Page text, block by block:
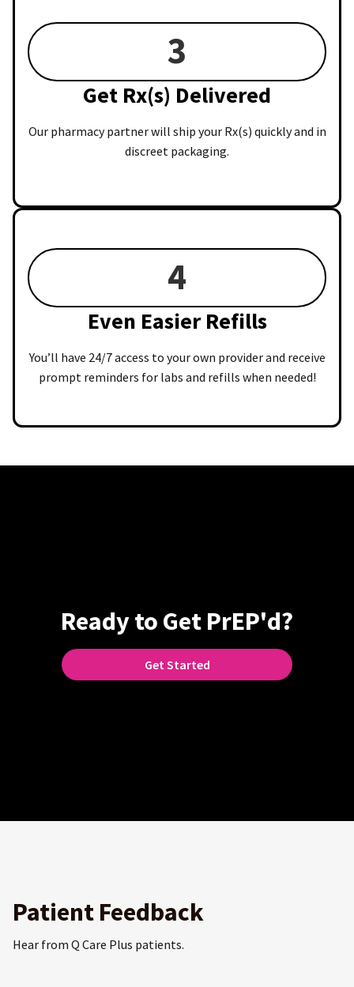
3
Get Rx(s) Delivered
Our pharmacy partner will ship your Rx(s) quickly and in
discreet packaging.
4
Even Easier Refills
You’ll have 24/7 access to your own provider and receive
prompt reminders for labs and refills when needed!
Ready to Get PrEP'd?
Get Started
Patient Feedback
Hear from Q Care Plus patients.